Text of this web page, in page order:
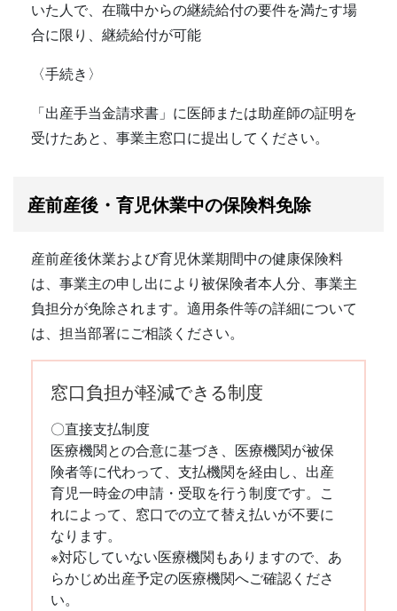
いた人で、在職中からの継続給付の要件を満たす場
合に限り、継続給付が可能
〈手続き〉
「出産手当金請求書」に医師または助産師の証明を
受けたあと、事業主窓口に提出してください。
産前産後・育児休業中の保険料免除
産前産後休業および育児休業期間中の健康保険料
は、事業主の申し出により被保険者本人分、事業主
負担分が免除されます。適用条件等の詳細について
は、担当部署にご相談ください。
窓口負担が軽減できる制度
〇直接支払制度
医療機関との合意に基づき、医療機関が被保
険者等に代わって、支払機関を経由し、出産
育児一時金の申請・受取を行う制度です。こ
れによって、窓口での立て替え払いが不要に
なります。
※対応していない医療機関もありますので、あ
らかじめ出産予定の医療機関へご確認くださ
い。